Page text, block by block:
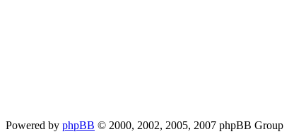
Powered by phpBB © 2000, 2002, 2005, 2007 phpBB Group